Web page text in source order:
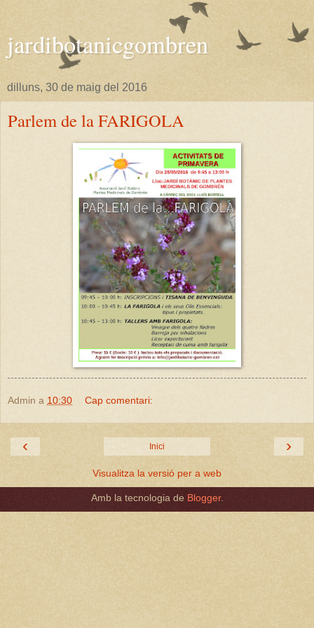
jardibotanicgombren
dilluns, 30 de maig del 2016
Parlem de la FARIGOLA
Admin a 10:30 Cap comentari:
‹ ›
Inici
Visualitza la versió per a web
Amb la tecnologia de Blogger.